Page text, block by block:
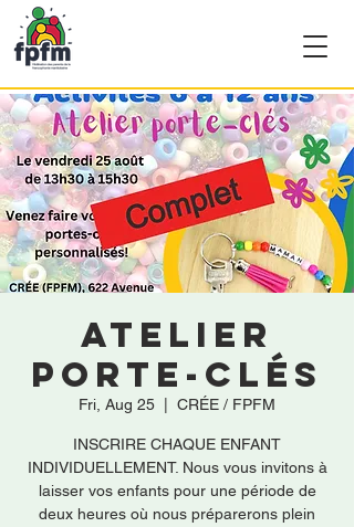
Atelier
porte-clés
Fri, Aug 25 CRÉE / FPFM
INSCRIRE CHAQUE ENFANT
INDIVIDUELLEMENT. Nous vous invitons à
laisser vos enfants pour une période de
deux heures où nous préparerons plein